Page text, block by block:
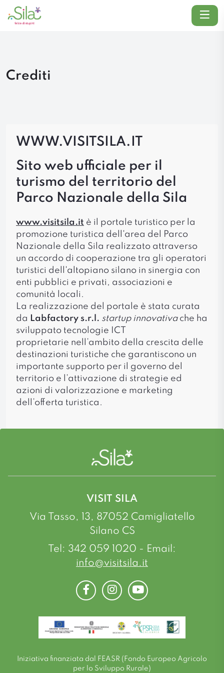
Menu
Crediti
WWW.VISITSILA.IT
Sito web ufficiale per il
turismo del territorio del
Parco Nazionale della Sila
www.visitsila.it è il portale turistico per la
promozione turistica dell'area del Parco
Nazionale della Sila realizzato attraverso
un accordo di cooperazione tra gli operatori
turistici dell'altopiano silano in sinergia con
enti pubblici e privati, associazioni e
comunità locali.
La realizzazione del portale è stata curata
da Labfactory s.r.l. startup innovativa che ha
sviluppato tecnologie ICT
proprietarie nell’ambito della crescita delle
destinazioni turistiche che garantiscono un
importante supporto per il governo del
territorio e l’attivazione di strategie ed
azioni di valorizzazione e marketing
dell’offerta turistica.
VISIT SILA
Via Tasso, 13, 87052 Camigliatello
Silano CS
Tel: 342 059 1020 - Email:
info@visitsila.it
FacebookInstagramYoutube
Iniziativa finanziata dal FEASR (Fondo Europeo Agricolo
per lo Sviluppo Rurale)